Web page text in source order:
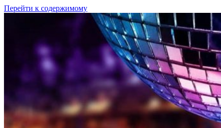
Перейти к содержимому